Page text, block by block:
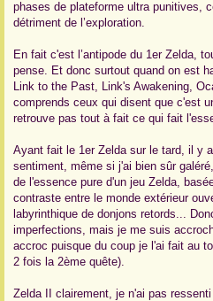
phases de plateforme ultra punitives,
détriment de l’exploration.
En fait c'est l’antipode du 1er Zelda,
pense. Et donc surtout quand on est
Link to the Past, Link's Awakening,
comprends ceux qui disent que c'est
retrouve pas tout à fait ce qui fait
Ayant fait le 1er Zelda sur le tard, il y
sentiment, même si j'ai bien sûr
de l'essence pure d'un jeu Zelda,
contraste entre le monde extérieur
labyrinthique de donjons retords...
imperfections, mais je me suis
accroc puisque du coup je l'ai fait au
2 fois la 2ème quête).
Zelda II clairement, je n'ai pas